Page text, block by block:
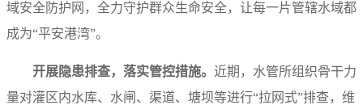
域安全防护网，全力守护群众生命安全，让每一片管辖水域都
成为“平安港湾”。
开展隐患排查，落实管控措施。 近期，水管所组织骨干力
量对灌区内水库、水闸、渠道、塘坝等进行“拉网式”排查，维